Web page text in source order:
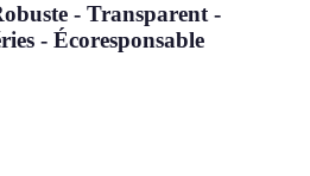
- Transparent -
- Écoresponsable